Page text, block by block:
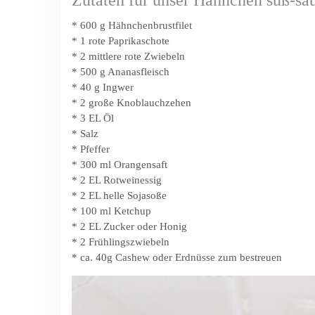
* 600 g Hähnchenbrustfilet
* 1 rote Paprikaschote
* 2 mittlere rote Zwiebeln
* 500 g Ananasfleisch
* 40 g Ingwer
* 2 große Knoblauchzehen
* 3 EL Öl
* Salz
* Pfeffer
* 300 ml Orangensaft
* 2 EL Rotweinessig
* 2 EL helle Sojasoße
* 100 ml Ketchup
* 2 EL Zucker oder Honig
* 2 Frühlingszwiebeln
* ca. 40g Cashew oder Erdnüsse zum bestreuen